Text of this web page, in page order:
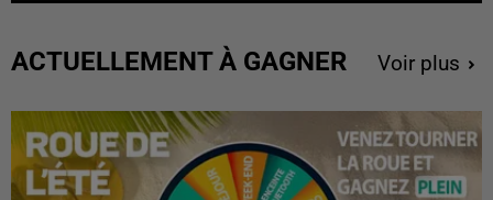
ACTUELLEMENT À GAGNER Voir plus